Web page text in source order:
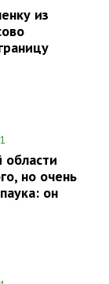
из
области
но очень
он